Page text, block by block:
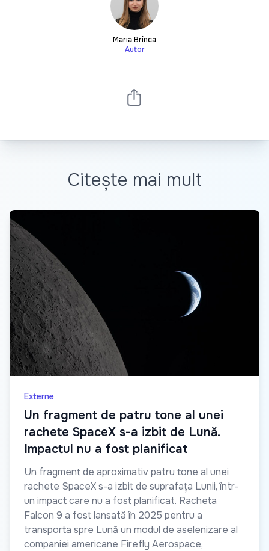
Maria Brînca
Autor
Citește mai mult
Externe
Un fragment de patru tone al unei
rachete SpaceX s-a izbit de Lună.
Impactul nu a fost planificat
Un fragment de aproximativ patru tone al unei
rachete SpaceX s-a izbit de suprafața Lunii, într-
un impact care nu a fost planificat. Racheta
Falcon 9 a fost lansată în 2025 pentru a
transporta spre Lună un modul de aselenizare al
companiei americane Firefly Aerospace,